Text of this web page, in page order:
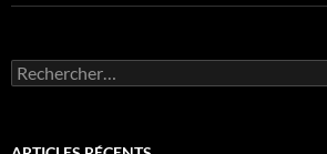
Rechercher :